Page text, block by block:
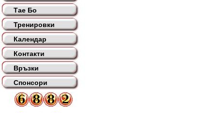
Тае Бо
Тренировки
Календар
Контакти
Връзки
Спонсори